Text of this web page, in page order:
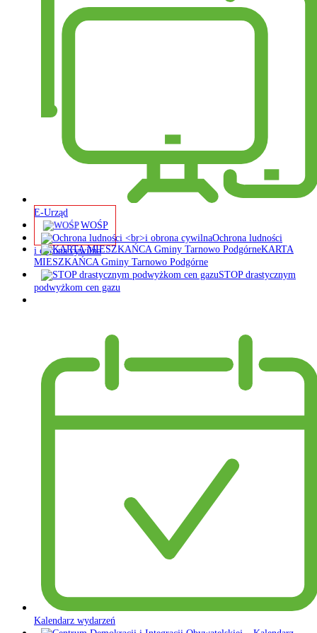
E-Urząd
WOŚP
Ochrona ludności
i obrona cywilna
KARTA
MIESZKAŃCA Gminy Tarnowo Podgórne
STOP drastycznym
podwyżkom cen gazu
Kalendarz wydarzeń